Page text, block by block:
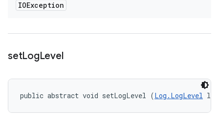
IOException
setLogLevel
public abstract void setLogLevel (Log.LogLevel